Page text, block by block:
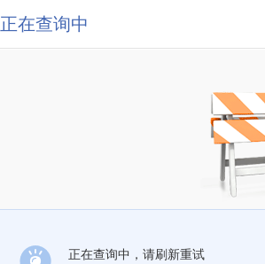
正在查询中
正在查询中，请刷新重试